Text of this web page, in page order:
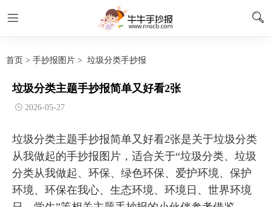
首页 > 手抄报图片 > 垃圾分类手抄报
垃圾分类主题手抄报简单又好看2张
2026-05-27
垃圾分类主题手抄报简单又好看2张是关于垃圾分类
从我做起的手抄报图片，适合关于“垃圾分类、垃圾
分类从我做起、环保、绿色环保、爱护环境、保护
环境、环保在我心、生态环境、环境日、世界环境